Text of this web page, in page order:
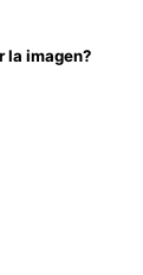
la imagen?